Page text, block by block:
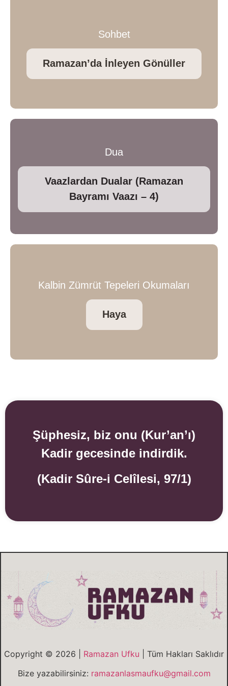
Sohbet
Ramazan’da İnleyen Gönüller
Dua
Vaazlardan Dualar (Ramazan
Bayramı Vaazı – 4)
Kalbin Zümrüt Tepeleri Okumaları
Haya
Şüphesiz, biz onu (Kur’an’ı)
Kadir gecesinde indirdik.
(Kadir Sûre-i Celîlesi, 97/1)
Copyright © 2026 | Ramazan Ufku | Tüm Hakları Saklıdır
Bize yazabilirsiniz: ramazanlasmaufku@gmail.com